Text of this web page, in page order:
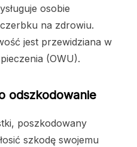
osobie
na zdrowiu.
jest przewidziana w
(OWU).
odszkodowanie
poszkodowany
szkodę swojemu